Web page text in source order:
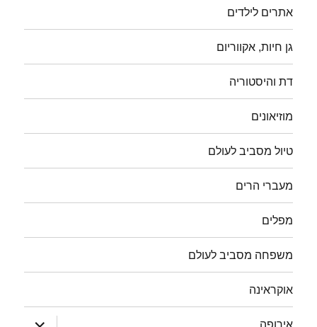
אתרים לילדים
גן חיות, אקווריום
דת והיסטוריה
מוזיאונים
טיול מסביב לעולם
מעברי הרים
מפלים
משפחה מסביב לעולם
אוקראינה
אירופה
הצג